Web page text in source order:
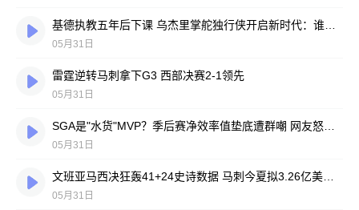
05月31日
雷霆逆转马刺拿下G3 西部决赛2-1领先
05月31日
05月31日
05月31日